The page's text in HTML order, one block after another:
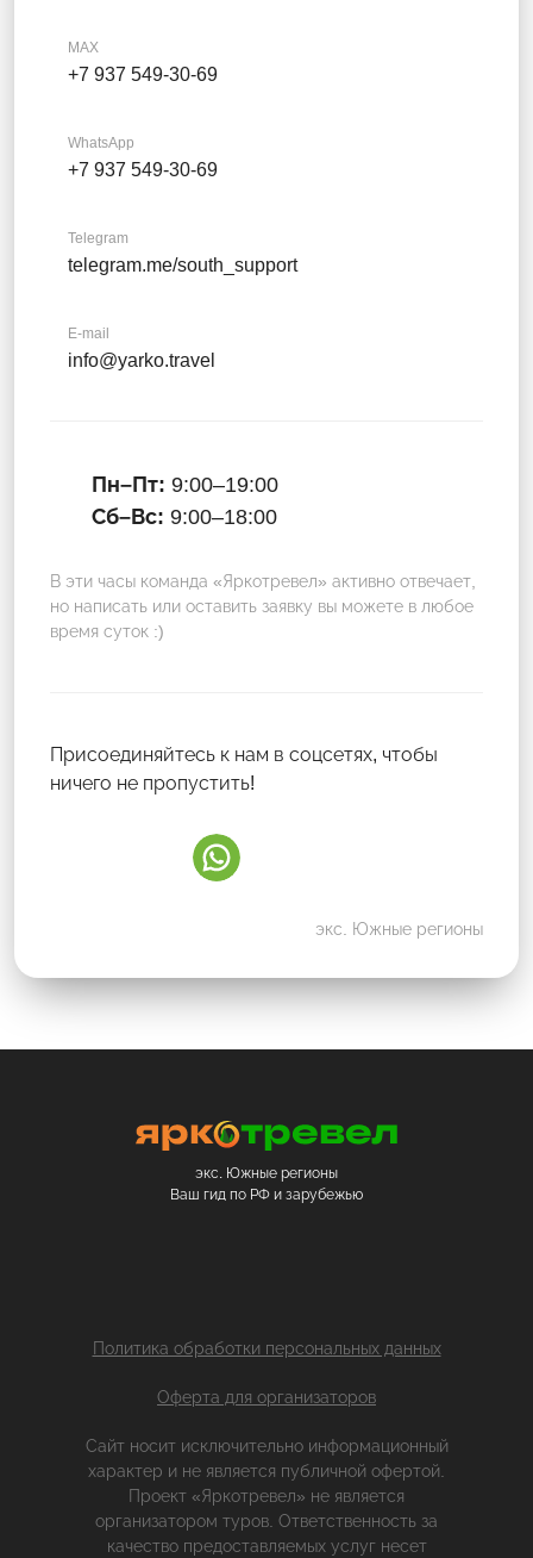
MAX
+7 937 549-30-69
WhatsApp
+7 937 549-30-69
Telegram
telegram.me/south_support
E-mail
info@yarko.travel
Пн–Пт: 9:00–19:00
Сб–Вс: 9:00–18:00
В эти часы команда «Яркотревел» активно отвечает,
но написать или оставить заявку вы можете в любое
время суток :)
Присоединяйтесь к нам в соцсетях, чтобы
ничего не пропустить!
экс. Южные регионы
экс. Южные регионы
Ваш гид по РФ и зарубежью
Политика обработки персональных данных
Оферта для организаторов
Сайт носит исключительно информационный
характер и не является публичной офертой.
Проект «Яркотревел» не является
организатором туров. Ответственность за
качество предоставляемых услуг несет